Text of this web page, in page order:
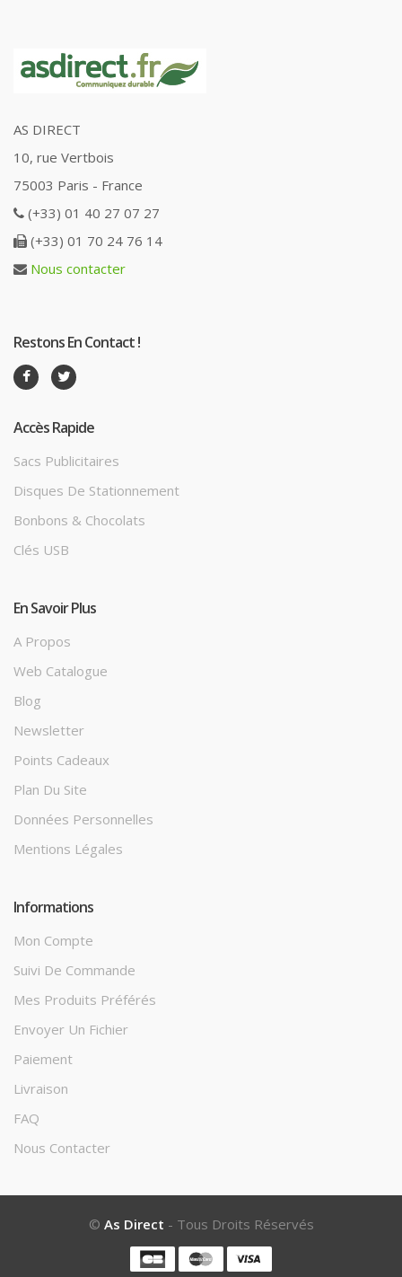
AS DIRECT
10, rue Vertbois
75003 Paris - France
(+33) 01 40 27 07 27
(+33) 01 70 24 76 14
Nous contacter
Restons En Contact !
Accès Rapide
Sacs Publicitaires
Disques De Stationnement
Bonbons & Chocolats
Clés USB
En Savoir Plus
A Propos
Web Catalogue
Blog
Newsletter
Points Cadeaux
Plan Du Site
Données Personnelles
Mentions Légales
Informations
Mon Compte
Suivi De Commande
Mes Produits Préférés
Envoyer Un Fichier
Paiement
Livraison
FAQ
Nous Contacter
© As Direct - Tous Droits Réservés